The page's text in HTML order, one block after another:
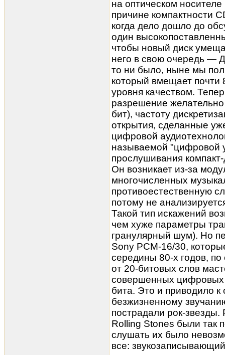
на оптическом
причине компактности
когда дело дошло до
один
чтобы новый диск
него в свою очередь —
то ни было, ныне мы
который вмещает почти
уровня качеством.
разрешение
бит), частоту
открытия, сделанные
цифровой
называемой "цифровой
прослушивания
Он возникает из-за
многочисленных
противоестественную
потому не
Такой тип искажений
чем хуже параметры
гранулярный шум). Но
Sony РСМ-16/30,
середины 80-х годов, по
от 20-битовых слов
совершенных
бита. Это и приводило
безжизненному
пострадали рок-
Rolling Stones были так
слушать их было
все: